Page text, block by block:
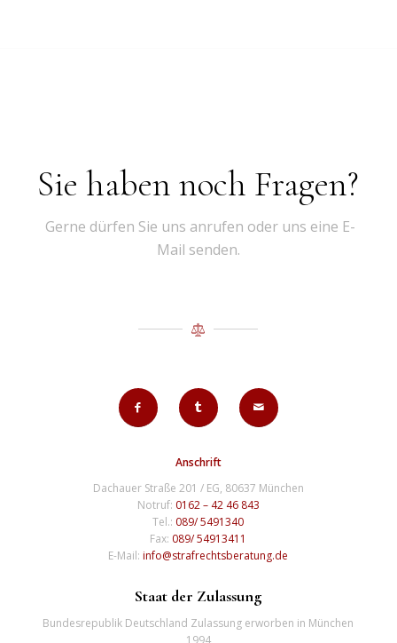
Sie haben noch Fragen?
Gerne dürfen Sie uns anrufen oder uns eine E-
Mail senden.
Anschrift
Dachauer Straße 201 / EG, 80637 München
Notruf: 0162 – 42 46 843
Tel.: 089/ 5491340
Fax: 089/ 54913411
E-Mail:info@strafrechtsberatung.de
Staat der Zulassung
Bundesrepublik Deutschland Zulassung erworben in München
1994